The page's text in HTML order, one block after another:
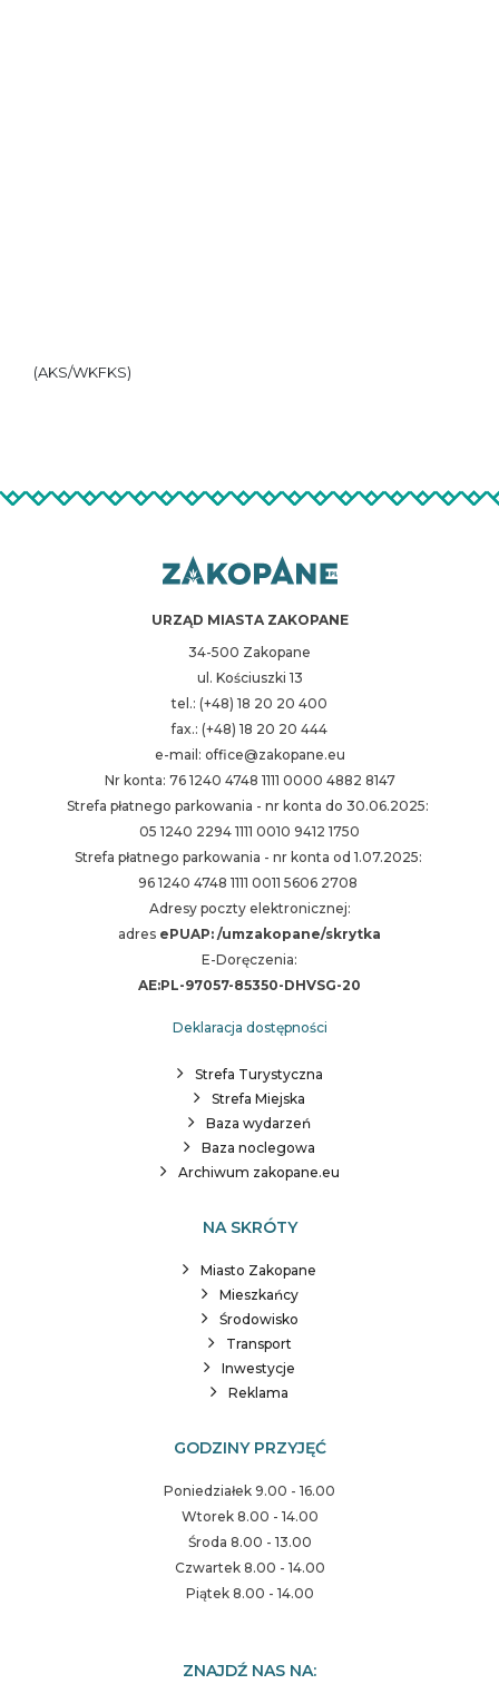
(AKS/WKFKS)
URZĄD MIASTA ZAKOPANE
34-500 Zakopane
ul. Kościuszki 13
tel.: (+48) 18 20 20 400
fax.: (+48) 18 20 20 444
e-mail: office@zakopane.eu
Nr konta: 76 1240 4748 1111 0000 4882 8147
Strefa płatnego parkowania - nr konta do 30.06.2025:
05 1240 2294 1111 0010 9412 1750
Strefa płatnego parkowania - nr konta od 1.07.2025:
96 1240 4748 1111 0011 5606 2708
Adresy poczty elektronicznej:
adres ePUAP: /umzakopane/skrytka
E-Doręczenia:
AE:PL-97057-85350-DHVSG-20
Deklaracja dostępności
Strefa Turystyczna
Strefa Miejska
Baza wydarzeń
Baza noclegowa
Archiwum zakopane.eu
NA SKRÓTY
Miasto Zakopane
Mieszkańcy
Środowisko
Transport
Inwestycje
Reklama
GODZINY PRZYJĘĆ
Poniedziałek 9.00 - 16.00
Wtorek 8.00 - 14.00
Środa 8.00 - 13.00
Czwartek 8.00 - 14.00
Piątek 8.00 - 14.00
ZNAJDŹ NAS NA: